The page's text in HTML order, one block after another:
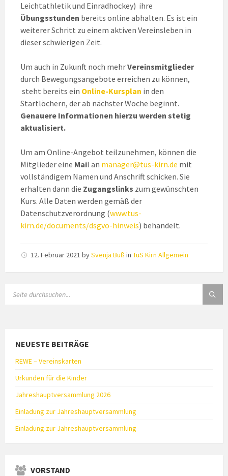
Leichtathletik und Einradhockey) ihre
Übungsstunden bereits online abhalten. Es ist ein
weiterer Schritt zu einem aktiven Vereinsleben in
dieser schwierigen Zeit.
Um auch in Zukunft noch mehrVereinsmitglieder
durch Bewegungsangebote erreichen zu können,
steht bereits ein Online-Kursplan in den
Startlöchern, der ab nächster Woche beginnt.
Genauere Informationen hierzu werden stetig
aktualisiert.
Um am Online-Angebot teilzunehmen, können die
Mitglieder eine Mail an manager@tus-kirn.de mit
vollständigem Namen und Anschrift schicken. Sie
erhalten dann die Zugangslinks zum gewünschten
Kurs. Alle Daten werden gemäß der
Datenschutzverordnung (www.tus-
kirn.de/documents/dsgvo-hinweis) behandelt.
12. Februar 2021 bySvenja Buß in TuS Kirn Allgemein
NEUESTE BEITRÄGE
REWE – Vereinskarten
Urkunden für die Kinder
Jahreshauptversammlung 2026
Einladung zur Jahreshauptversammlung
Einladung zur Jahreshauptversammlung
VORSTAND